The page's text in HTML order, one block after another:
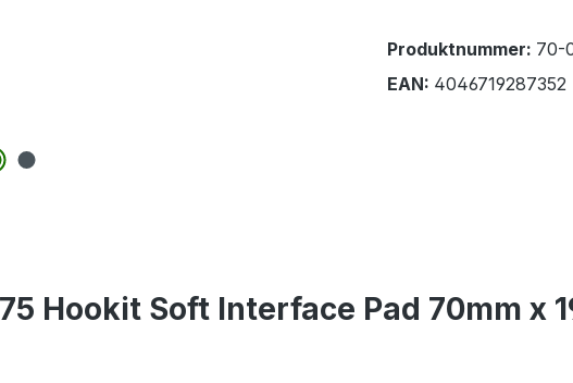
Produktnummer: 70-
EAN: 4046719287352
Hookit Soft Interface Pad 70mm x